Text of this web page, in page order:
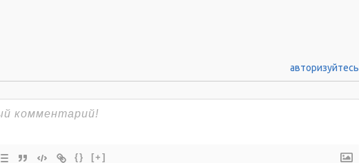
авторизуйтесь
{} [+]